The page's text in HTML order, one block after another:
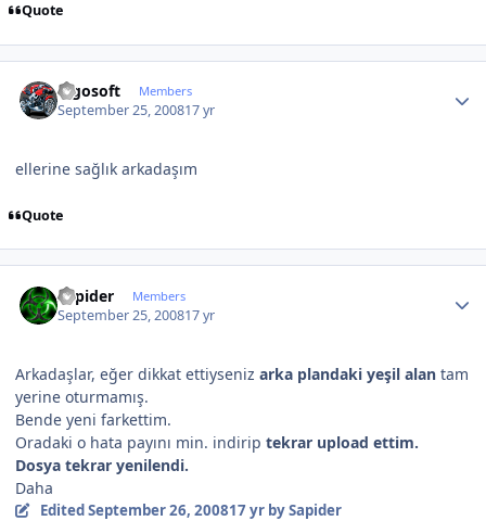
Quote
logosoft Members
September 25, 200817 yr
ellerine sağlık arkadaşım
Quote
Sapider Members
September 25, 200817 yr
Arkadaşlar, eğer dikkat ettiyseniz arka plandaki yeşil alan tam
yerine oturmamış.
Bende yeni farkettim.
Oradaki o hata payını min. indirip tekrar upload ettim.
Dosya tekrar yenilendi.
Daha
EditedSeptember 26, 200817 yrby Sapider